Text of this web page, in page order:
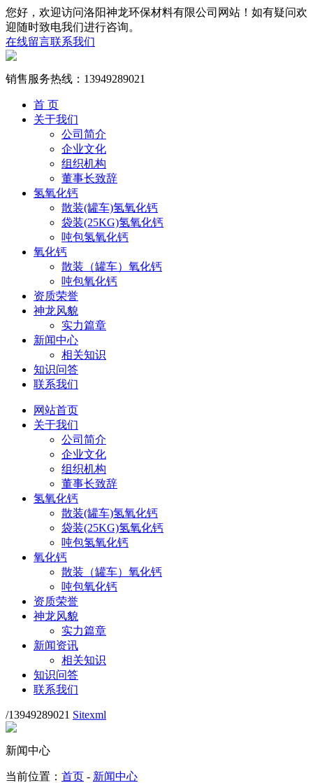
您好，欢迎访问洛阳神龙环保材料有限公司网站！如有疑问欢
迎随时致电我们进行咨询。
在线留言联系我们
销售服务热线： 13949289021
首 页
关于我们
公司简介
企业文化
组织机构
董事长致辞
氢氧化钙
散装(罐车)氢氧化钙
袋装(25KG)氢氧化钙
吨包氢氧化钙
氧化钙
散装（罐车）氧化钙
吨包氧化钙
资质荣誉
神龙风貌
实力篇章
新闻中心
相关知识
知识问答
联系我们
网站首页
关于我们
公司简介
企业文化
组织机构
董事长致辞
氢氧化钙
散装(罐车)氢氧化钙
袋装(25KG)氢氧化钙
吨包氢氧化钙
氧化钙
散装（罐车）氧化钙
吨包氧化钙
资质荣誉
神龙风貌
实力篇章
新闻资讯
相关知识
知识问答
联系我们
/13949289021 Sitexml
新闻中心
当前位置： 首页 - 新闻中心